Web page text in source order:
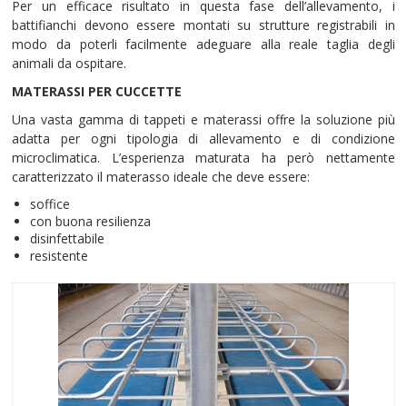
Per un efficace risultato in questa fase dell’allevamento, i
battifianchi devono essere montati su strutture registrabili in
modo da poterli facilmente adeguare alla reale taglia degli
animali da ospitare.
MATERASSI PER CUCCETTE
Una vasta gamma di tappeti e materassi offre la soluzione più
adatta per ogni tipologia di allevamento e di condizione
microclimatica. L’esperienza maturata ha però nettamente
caratterizzato il materasso ideale che deve essere:
soffice
con buona resilienza
disinfettabile
resistente